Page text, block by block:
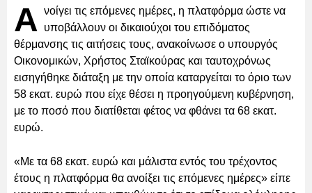
Α νοίγει τις επόμενες ημέρες, η πλατφόρμα ώστε να
υποβάλλουν οι δικαιούχοι του επιδόματος
θέρμανσης τις αιτήσεις τους, ανακοίνωσε ο υπουργός
Οικονομικών, Χρήστος Σταϊκούρας και ταυτοχρόνως
εισηγήθηκε διάταξη με την οποία καταργείται το όριο των
58 εκατ. ευρώ που είχε θέσει η προηγούμενη κυβέρνηση,
με το ποσό που διατίθεται φέτος να φθάνει τα 68 εκατ.
ευρώ.
«Με τα 68 εκατ. ευρώ και μάλιστα εντός του τρέχοντος
έτους η πλατφόρμα θα ανοίξει τις επόμενες ημέρες» είπε